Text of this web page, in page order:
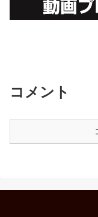
コメント